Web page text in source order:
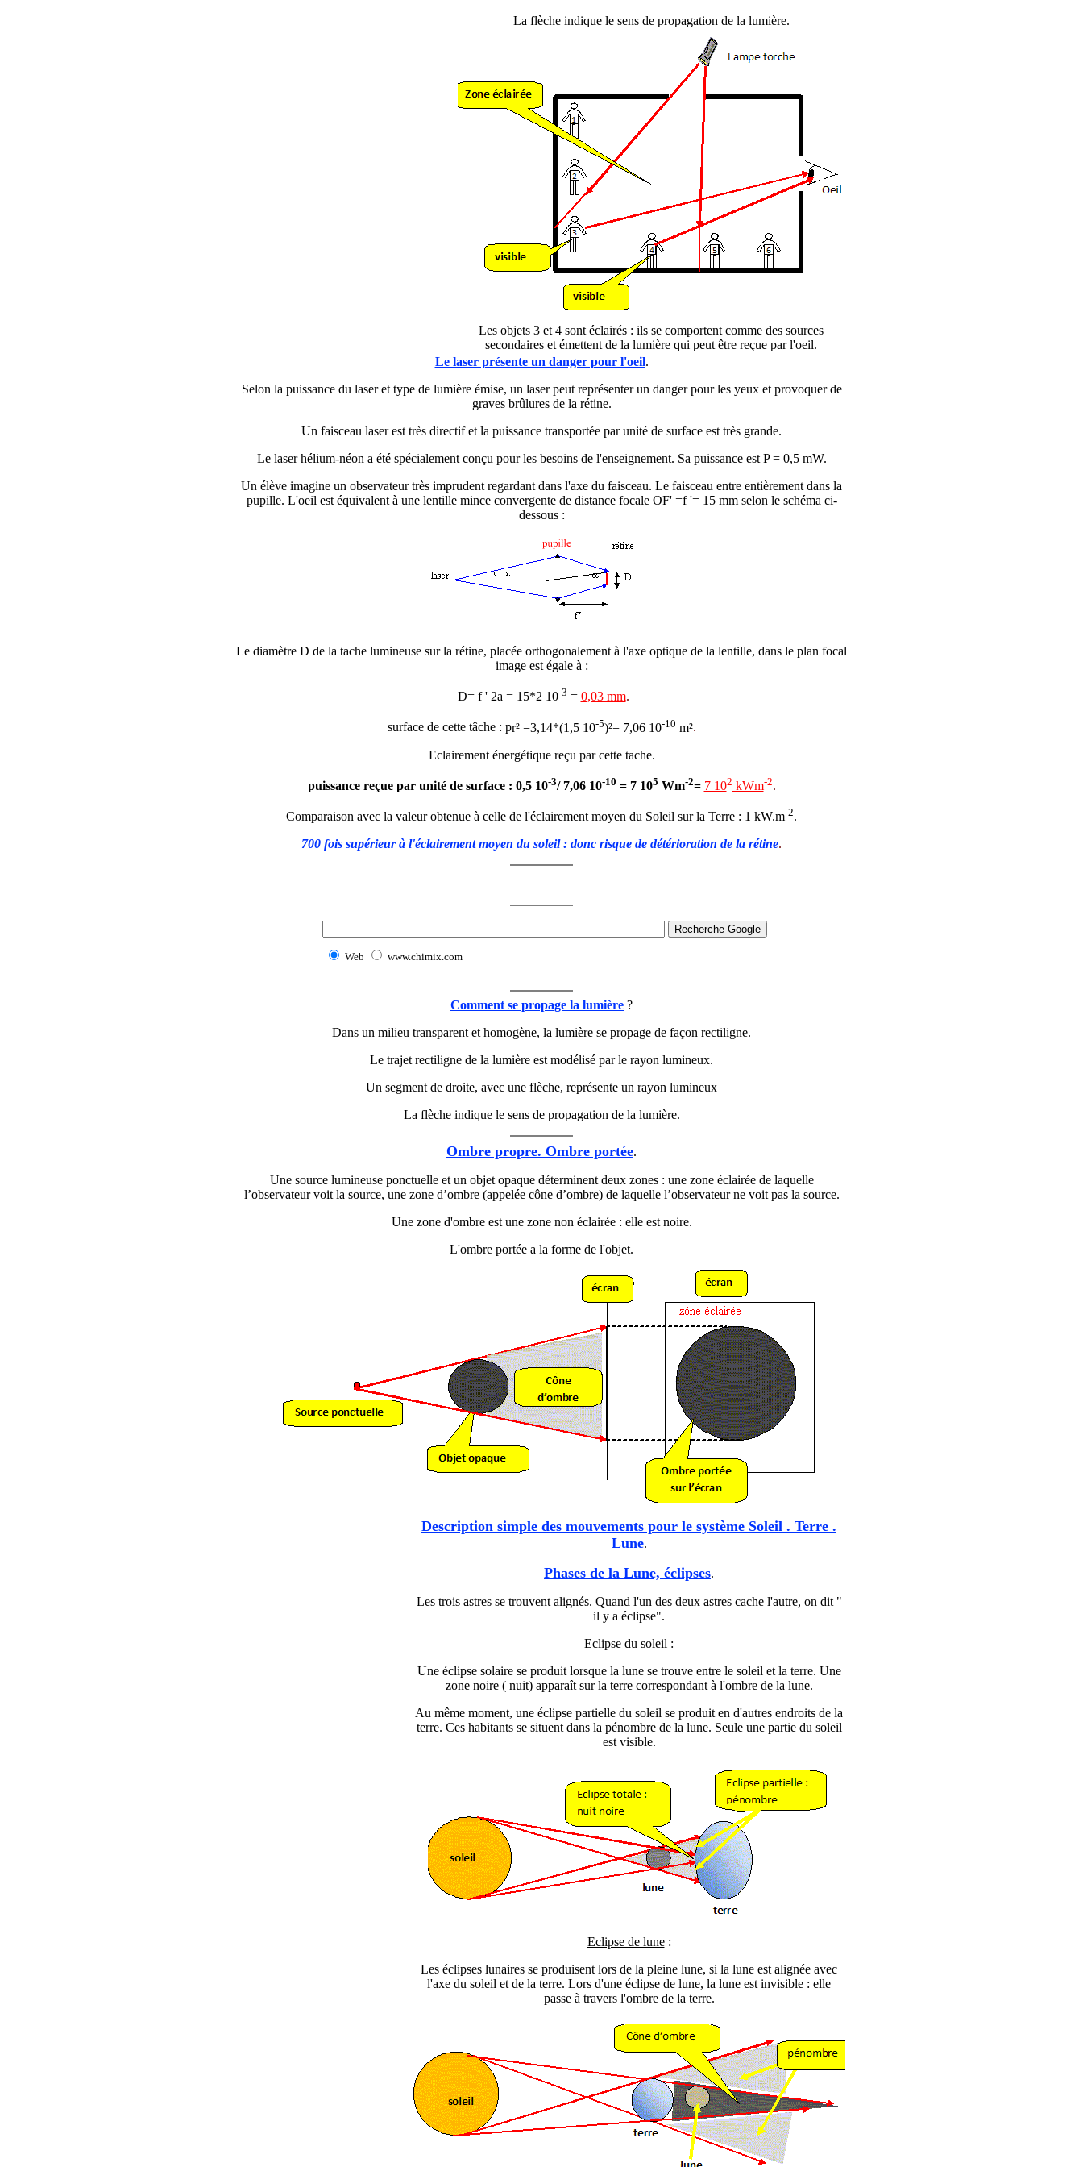
La flèche indique le sens de propagation de la lumière.
Les objets 3 et 4 sont éclairés : ils se comportent comme des sources
secondaires et émettent de la lumière qui peut être reçue par l'oeil.
Le laser présente un danger pour l'oeil.
Selon la puissance du laser et type de lumière émise, un laser peut représenter un danger pour les yeux et provoquer de
graves brûlures de la rétine.
Un faisceau laser est très directif et la puissance transportée par unité de surface est très grande.
Le laser hélium-néon a été spécialement conçu pour les besoins de l'enseignement. Sa puissance est P = 0,5 mW.
Un élève imagine un observateur très imprudent regardant dans l'axe du faisceau. Le faisceau entre entièrement dans la
pupille. L'oeil est équivalent à une lentille mince convergente de distance focale OF' =f '= 15 mm selon le schéma ci-
dessous :
Le diamètre D de la tache lumineuse sur la rétine, placée orthogonalement à l'axe optique de la lentille, dans le plan focal
image est égale à :
D= f ' 2a = 15*2 10-3 = 0,03 mm.
surface de cette tâche : pr² =3,14*(1,5 10-5)²= 7,06 10-10 m².
Eclairement énergétique reçu par cette tache.
puissance reçue par unité de surface : 0,5 10-3/ 7,06 10-10 = 7 105 Wm-2= 7 102 kWm-2.
Comparaison avec la valeur obtenue à celle de l'éclairement moyen du Soleil sur la Terre : 1 kW.m-2.
700 fois supérieur à l'éclairement moyen du soleil : donc risque de détérioration de la rétine.
Web www.chimix.com
Comment se propage la lumière ?
Dans un milieu transparent et homogène, la lumière se propage de façon rectiligne.
Le trajet rectiligne de la lumière est modélisé par le rayon lumineux.
Un segment de droite, avec une flèche, représente un rayon lumineux
La flèche indique le sens de propagation de la lumière.
Ombre propre. Ombre portée.
Une source lumineuse ponctuelle et un objet opaque déterminent deux zones : une zone éclairée de laquelle
l’observateur voit la source, une zone d’ombre (appelée cône d’ombre) de laquelle l’observateur ne voit pas la source.
Une zone d'ombre est une zone non éclairée : elle est noire.
L'ombre portée a la forme de l'objet.
Description simple des mouvements pour le système Soleil . Terre .
Lune.
Phases de la Lune, éclipses.
Les trois astres se trouvent alignés. Quand l'un des deux astres cache l'autre, on dit "
il y a éclipse".
Eclipse du soleil :
Une éclipse solaire se produit lorsque la lune se trouve entre le soleil et la terre. Une
zone noire ( nuit) apparaît sur la terre correspondant à l'ombre de la lune.
Au même moment, une éclipse partielle du soleil se produit en d'autres endroits de la
terre. Ces habitants se situent dans la pénombre de la lune. Seule une partie du soleil
est visible.
Eclipse de lune:
Les éclipses lunaires se produisent lors de la pleine lune, si la lune est alignée avec
l'axe du soleil et de la terre. Lors d'une éclipse de lune, la lune est invisible : elle
passe à travers l'ombre de la terre.